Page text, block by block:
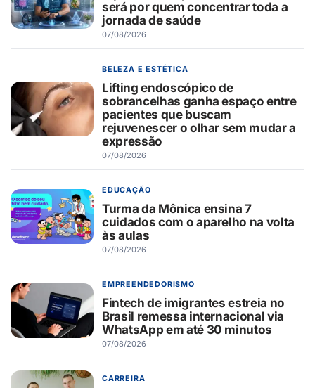
será por quem concentrar toda a
jornada de saúde
07/08/2026
BELEZA E ESTÉTICA
Lifting endoscópico de
sobrancelhas ganha espaço entre
pacientes que buscam
rejuvenescer o olhar sem mudar a
expressão
07/08/2026
EDUCAÇÃO
Turma da Mônica ensina 7
cuidados com o aparelho na volta
às aulas
07/08/2026
EMPREENDEDORISMO
Fintech de imigrantes estreia no
Brasil remessa internacional via
WhatsApp em até 30 minutos
07/08/2026
CARREIRA